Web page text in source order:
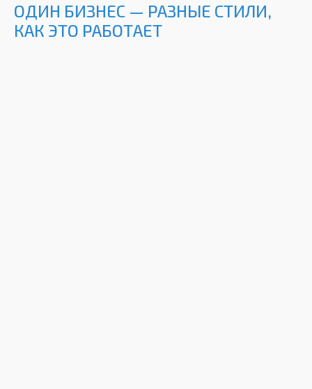
ОДИН БИЗНЕС — РАЗНЫЕ СТИЛИ,
КАК ЭТО РАБОТАЕТ